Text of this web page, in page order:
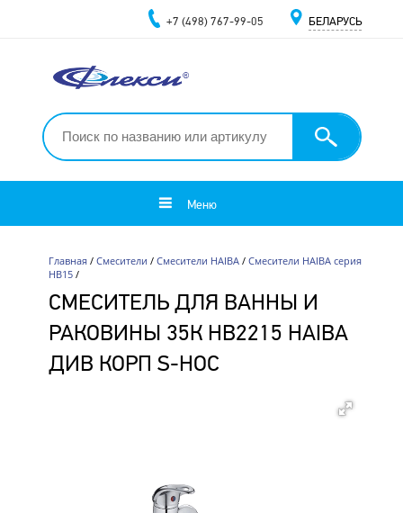
+7 (498) 767-99-05 БЕЛАРУСЬ
Меню
Главная/ Смесители / Смесители HAIBA/ Смесители HAIBA серия
HB15/
СМЕСИТЕЛЬ ДЛЯ ВАННЫ И
РАКОВИНЫ 35К HB2215 HAIBA
ДИВ КОРП S-НОС